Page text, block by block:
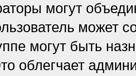
могут
может
могут быть
облегчает